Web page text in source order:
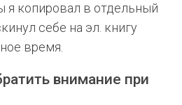
я копировал в отдельный
себе на эл. книгу
время.
внимание при